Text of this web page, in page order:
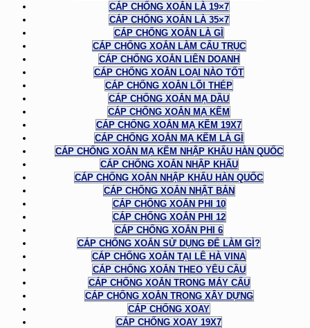
CÁP CHỐNG XOẮN LÀ 19×7
CÁP CHỐNG XOẮN LÀ 35×7
CÁP CHỐNG XOẮN LÀ GÌ
CÁP CHỐNG XOẮN LÀM CẨU TRỤC
CÁP CHỐNG XOẮN LIÊN DOANH
CÁP CHỐNG XOẮN LOẠI NÀO TỐT
CÁP CHỐNG XOẮN LÕI THÉP
CÁP CHỐNG XOẮN MẠ DẦU
CÁP CHỐNG XOẮN MẠ KẼM
CÁP CHỐNG XOẮN MẠ KẼM 19X7
CÁP CHỐNG XOẮN MẠ KẼM LÀ GÌ
CÁP CHỐNG XOẮN MẠ KẼM NHẬP KHẨU HÀN QUỐC
CÁP CHỐNG XOẮN NHẬP KHẨU
CÁP CHỐNG XOẮN NHẬP KHẨU HÀN QUỐC
CÁP CHỐNG XOẮN NHẬT BẢN
CÁP CHỐNG XOẮN PHI 10
CÁP CHỐNG XOẮN PHI 12
CÁP CHỐNG XOẮN PHI 6
CÁP CHỐNG XOẮN SỬ DỤNG ĐỂ LÀM GÌ?
CÁP CHỐNG XOẮN TẠI LÊ HÀ VINA
CÁP CHỐNG XOẮN THEO YÊU CẦU
CÁP CHỐNG XOẮN TRONG MÁY CẨU
CÁP CHỐNG XOẮN TRONG XÂY DỰNG
CÁP CHỐNG XOAY
CÁP CHỐNG XOAY 19X7